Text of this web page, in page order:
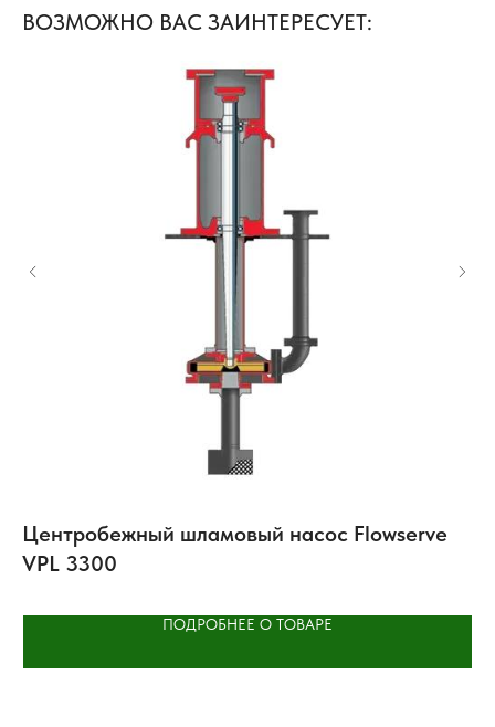
ВОЗМОЖНО ВАС ЗАИНТЕРЕСУЕТ:
Центробежный шламовый насос Flowserve
VPL 3300
ПОДРОБНЕЕ О ТОВАРЕ